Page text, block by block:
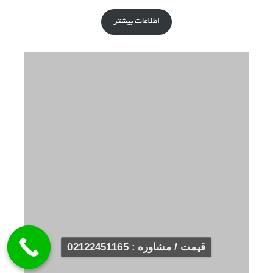
اطلاعات بیشتر
قیمت / مشاوره : 02122451165